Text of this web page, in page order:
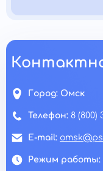
Город: Омск
Телефон: 8 (800)
E-mail:
Режим работы: